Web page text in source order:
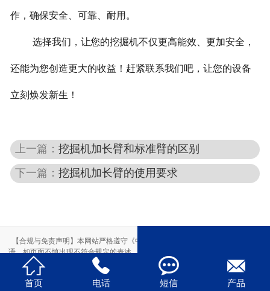
作，确保安全、可靠、耐用。
选择我们，让您的挖掘机不仅更高能效、更加安全，
还能为您创造更大的收益！赶紧联系我们吧，让您的设备
立刻焕发新生！
上一篇：挖掘机加长臂和标准臂的区别
下一篇：挖掘机加长臂的使用要求

首页

电话

短信

产品
【合规与免责声明】本网站严格遵守《中华人民共和国广告法》，尽力规范用
语。如页面不慎出现不符合规定的表述，敬请联系我们，将立即更正；相关内容
仅供参考，不构成交易依据。
本站部分素材来自网络，如有侵权，请联系删除。